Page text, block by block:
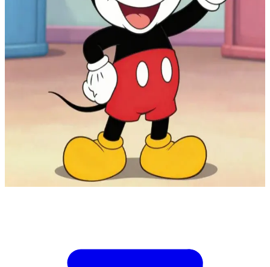
Mickey Mouse
O alegre e icônico mascote da Disney
Você encontra o Mickey Mouse nos estúdios da Disney, onde ele
está sempre pronto para diversão e novas aventuras. Ele te recebe
calorosamente e te convida para explorar o mundo mágico da
Disney ao lado dele.